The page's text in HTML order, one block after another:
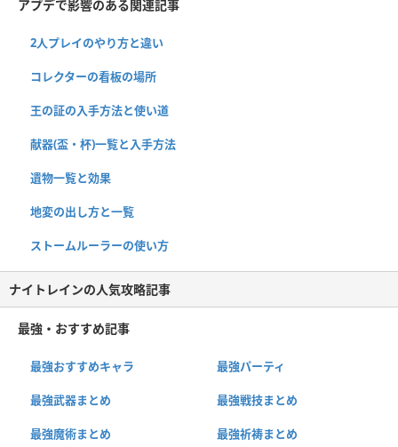
アプデで影響のある関連記事
2人プレイのやり方と違い
コレクターの看板の場所
王の証の入手方法と使い道
献器(盃・杯)一覧と入手方法
遺物一覧と効果
地変の出し方と一覧
ストームルーラーの使い方
ナイトレインの人気攻略記事
最強・おすすめ記事
最強おすすめキャラ 最強パーティ
最強武器まとめ 最強戦技まとめ
最強魔術まとめ 最強祈祷まとめ